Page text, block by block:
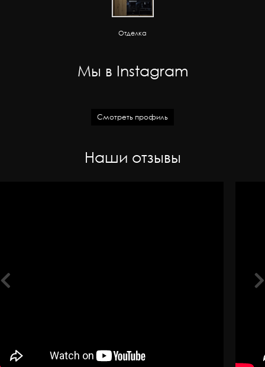
Отделка
Мы в Instagram
Смотреть профиль
Наши отзывы